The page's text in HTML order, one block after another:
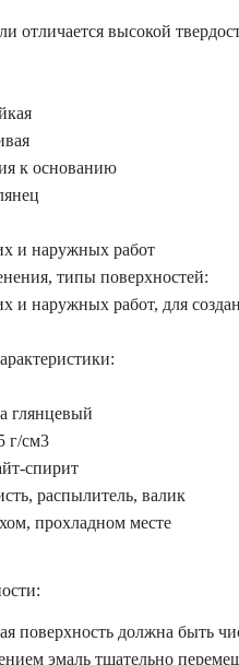
отличается высокой
к основанию
и наружных работ
типы поверхностей:
и наружных работ, для
глянцевый
г/см3
спирит
распылитель, валик
прохладном месте
поверхность должна быть
эмаль тщательно